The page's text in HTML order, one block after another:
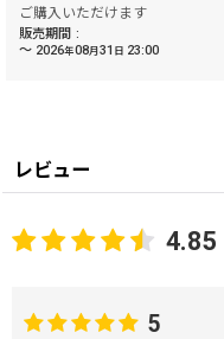
ご購入いただけます
販売期間 :
～ 2026年08月 31 日 23:00
レビュー
4.85
5